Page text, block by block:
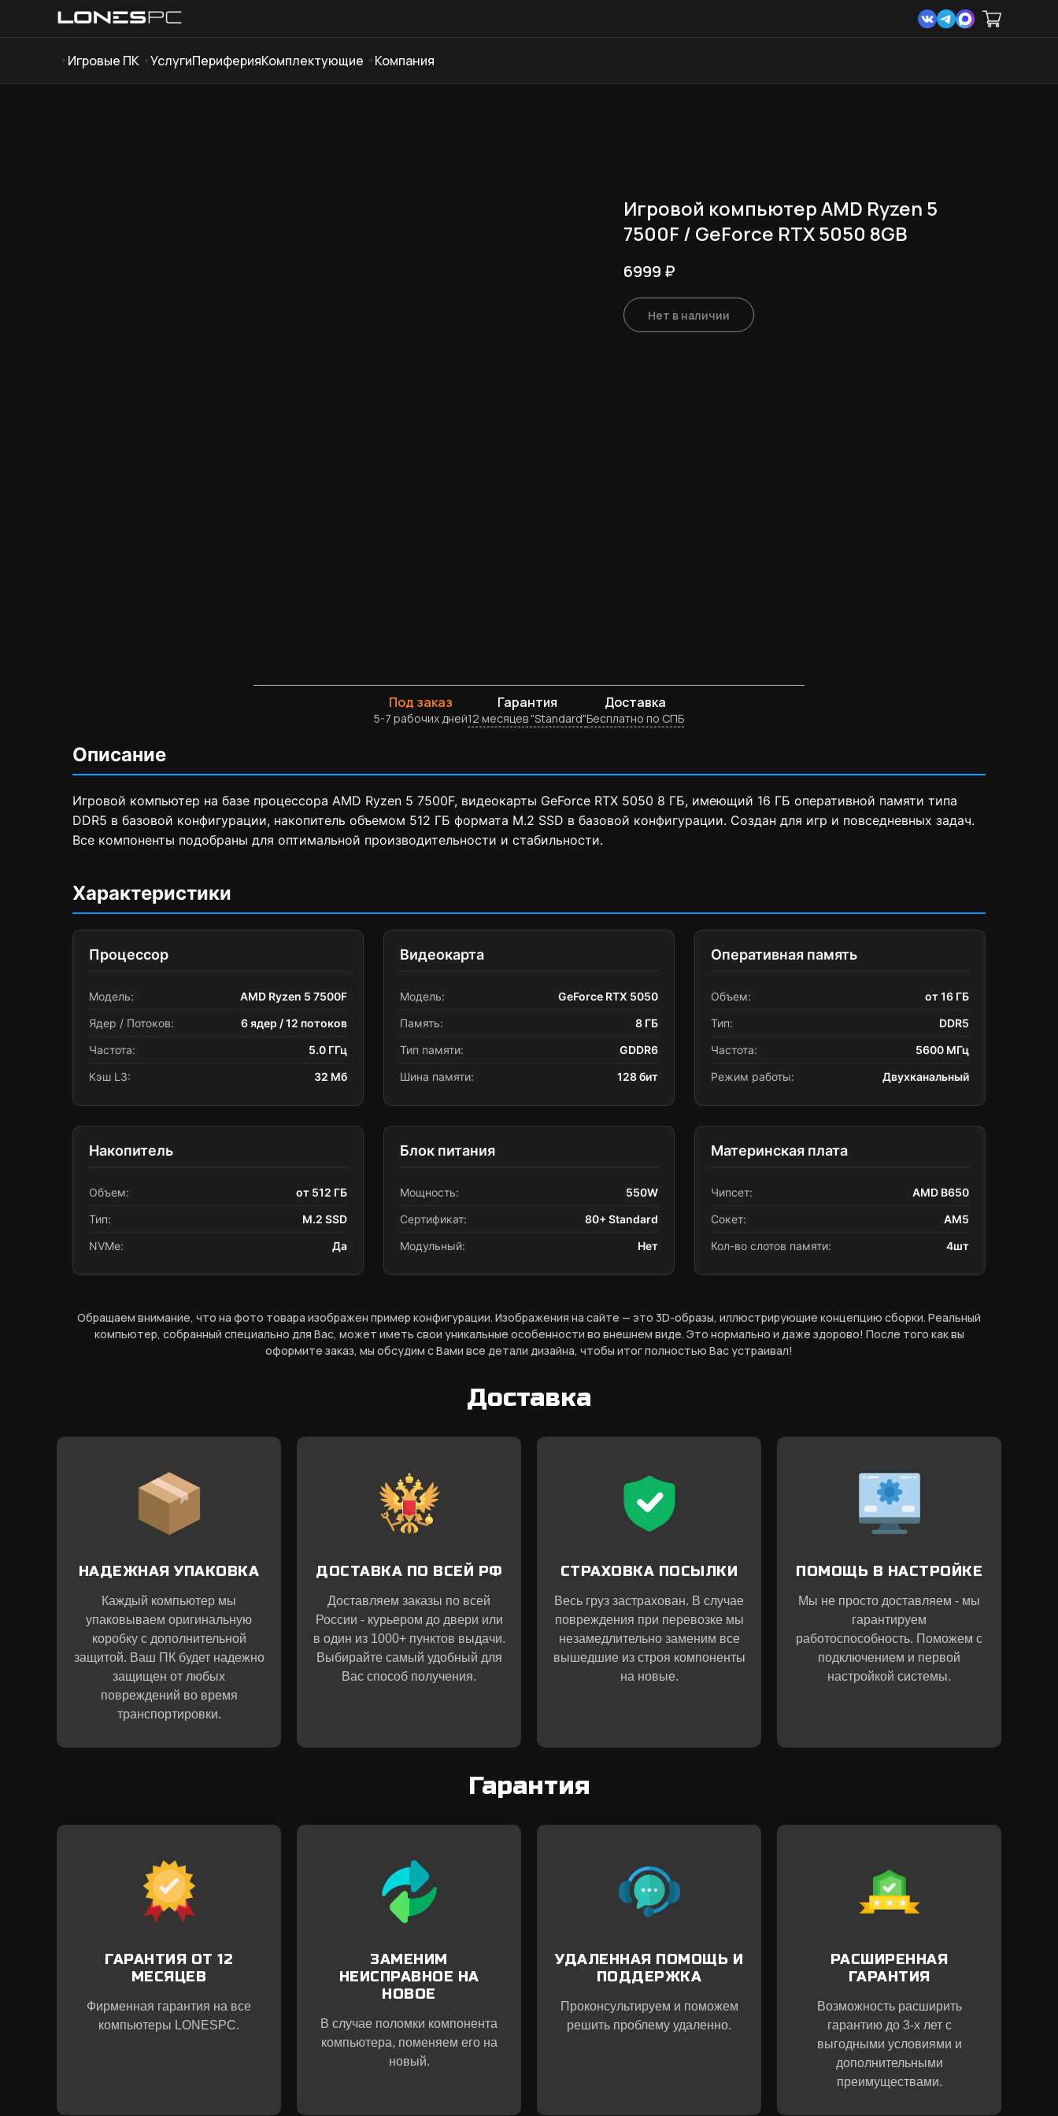
Игровые ПК УслугиПериферияКомплектующие Компания
Игровой компьютер AMD Ryzen 5
7500F / GeForce RTX 5050 8GB
6999 ₽
Нет в наличии
Под заказ
5-7 рабочих дней
Гарантия
12 месяцев "Standard"
Доставка
Бесплатно по СПБ
Описание
Игровой компьютер на базе процессора AMD Ryzen 5 7500F, видеокарты GeForce RTX 5050 8 ГБ, имеющий 16 ГБ оперативной памяти типа
DDR5 в базовой конфигурации, накопитель объемом 512 ГБ формата M.2 SSD в базовой конфигурации. Создан для игр и повседневных задач.
Все компоненты подобраны для оптимальной производительности и стабильности.
Характеристики
Процессор
Модель:
AMD Ryzen 5 7500F
Ядер / Потоков:
6 ядер / 12 потоков
Частота:
5.0 ГГц
Кэш L3:
32 Мб
Видеокарта
Модель:
GeForce RTX 5050
Память:
8 ГБ
Тип памяти:
GDDR6
Шина памяти:
128 бит
Оперативная память
Объем:
от 16 ГБ
Тип:
DDR5
Частота:
5600 МГц
Режим работы:
Двухканальный
Накопитель
Объем:
от 512 ГБ
Тип:
M.2 SSD
NVMe:
Да
Блок питания
Мощность:
550W
Сертификат:
80+ Standard
Модульный:
Нет
Материнская плата
Чипсет:
AMD B650
Сокет:
AM5
Кол-во слотов памяти:
4шт
Обращаем внимание, что на фото товара изображен пример конфигурации. Изображения на сайте — это 3D-образы, иллюстрирующие концепцию сборки. Реальный
компьютер, собранный специально для Вас, может иметь свои уникальные особенности во внешнем виде. Это нормально и даже здорово! После того как вы
оформите заказ, мы обсудим с Вами все детали дизайна, чтобы итог полностью Вас устраивал!
Доставка
НАДЕЖНАЯ УПАКОВКА
Каждый компьютер мы
упаковываем оригинальную
коробку с дополнительной
защитой. Ваш ПК будет надежно
защищен от любых
повреждений во время
транспортировки.
ДОСТАВКА ПО ВСЕЙ РФ
Доставляем заказы по всей
России - курьером до двери или
в один из 1000+ пунктов выдачи.
Выбирайте самый удобный для
Вас способ получения.
СТРАХОВКА ПОСЫЛКИ
Весь груз застрахован. В случае
повреждения при перевозке мы
незамедлительно заменим все
вышедшие из строя компоненты
на новые.
ПОМОЩЬ В НАСТРОЙКЕ
Мы не просто доставляем - мы
гарантируем
работоспособность. Поможем с
подключением и первой
настройкой системы.
Гарантия
ГАРАНТИЯ ОТ 12
МЕСЯЦЕВ
Фирменная гарантия на все
компьютеры LONESPC.
ЗАМЕНИМ
НЕИСПРАВНОЕ НА
НОВОЕ
В случае поломки компонента
компьютера, поменяем его на
новый.
УДАЛЕННАЯ ПОМОЩЬ И
ПОДДЕРЖКА
Проконсультируем и поможем
решить проблему удаленно.
РАСШИРЕННАЯ
ГАРАНТИЯ
Возможность расширить
гарантию до 3-х лет с
выгодными условиями и
дополнительными
преимуществами.